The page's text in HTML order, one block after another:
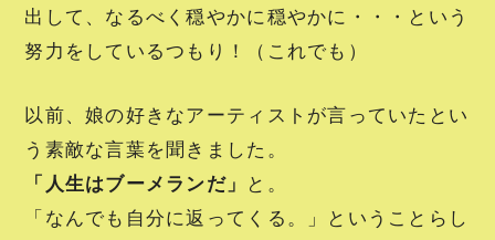
出して、なるべく穏やかに穏やかに・・・という
努力をしているつもり！（これでも）
以前、娘の好きなアーティストが言っていたとい
う素敵な言葉を聞きました。
「人生はブーメランだ」
と。
「なんでも自分に返ってくる。」ということらし